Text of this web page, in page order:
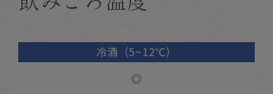
冷酒（5~12℃）
◎